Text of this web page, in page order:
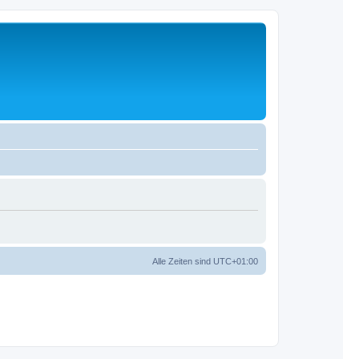
Alle Zeiten sind UTC+01:00